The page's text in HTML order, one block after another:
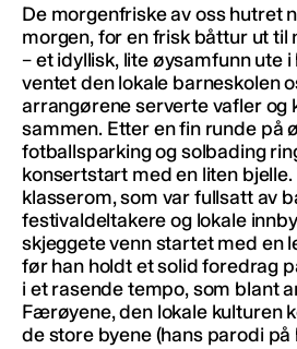
De morgenfriske av oss hutret
morgen, for en frisk båttur ut
– et idyllisk, lite øysamfunn ute
ventet den lokale barneskolen
arrangørene serverte vafler og
sammen. Etter en fin runde på
fotballsparking og solbading
konsertstart med en liten
klasserom, som var fullsatt av
festivaldeltakere og lokale
skjeggete venn startet med en
før han holdt et solid foredrag
i et rasende tempo, som blant
Færøyene, den lokale kulturen
de store byene (hans parodi